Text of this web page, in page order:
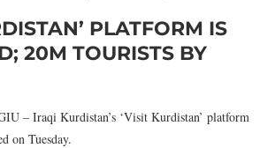
PLATFORM IS
20M TOURISTS BY
– Iraqi Kurdistan’s ‘Visit Kurdistan’ platform
on Tuesday.